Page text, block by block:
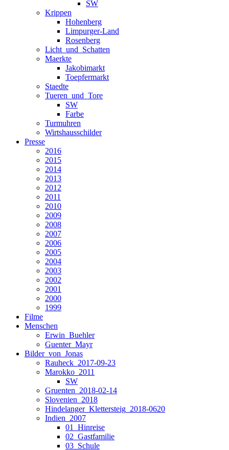
SW
Krippen
Hohenberg
Limpurger-Land
Rosenberg
Licht_und_Schatten
Maerkte
Jakobimarkt
Toepfermarkt
Staedte
Tueren_und_Tore
SW
Farbe
Turmuhren
Wirtshausschilder
Presse
2016
2015
2014
2013
2012
2011
2010
2009
2008
2007
2006
2005
2004
2003
2002
2001
2000
1999
Filme
Menschen
Erwin_Buehler
Guenter_Mayr
Bilder_von_Jonas
Rauheck_2017-09-23
Marokko_2011
SW
Gruenten_2018-02-14
Slovenien_2018
Hindelanger_Klettersteig_2018-0620
Indien_2007
01_Hinreise
02_Gastfamilie
03_Schule